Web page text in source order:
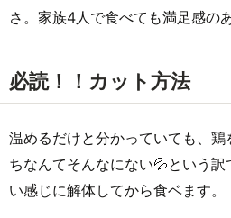
さ。家族4人で食べても満足感の
必読！！カット方法
温めるだけと分かっていても、鶏
ちなんてそんなにない💦という
い感じに解体してから食ベます。